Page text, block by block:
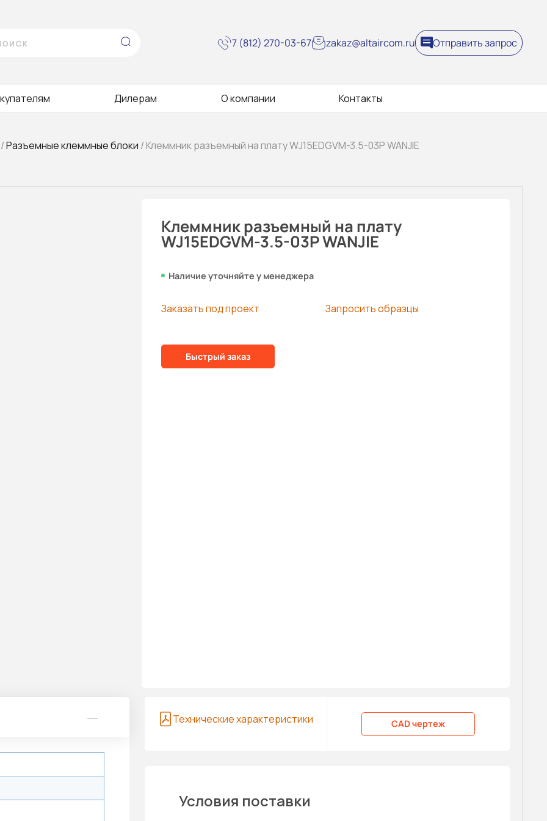
7 (812) 270-03-67 zakaz@altaircom.ru Отправить запрос
Дилерам О компании Контакты
Разъемные клеммные блоки / Клеммник разъемный на плату WJ15EDGVM-3.5-03P WANJIE
Клеммник разъемный на плату
WJ15EDGVM-3.5-03P WANJIE
Наличие уточняйте у менеджера
Заказать под проект Запросить образцы
Быстрый заказ
Технические характеристики CAD чертеж
Условия поставки